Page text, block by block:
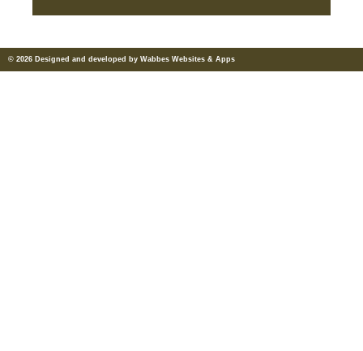
© 2026 Designed and developed by Wabbes Websites & Apps